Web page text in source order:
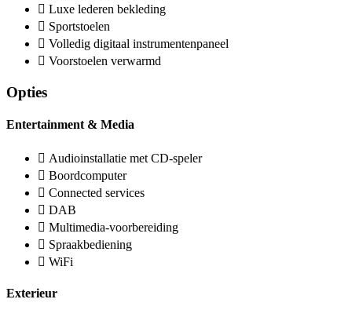
Luxe lederen bekleding
Sportstoelen
Volledig digitaal instrumentenpaneel
Voorstoelen verwarmd
Opties
Entertainment & Media
Audioinstallatie met CD-speler
Boordcomputer
Connected services
DAB
Multimedia-voorbereiding
Spraakbediening
WiFi
Exterieur